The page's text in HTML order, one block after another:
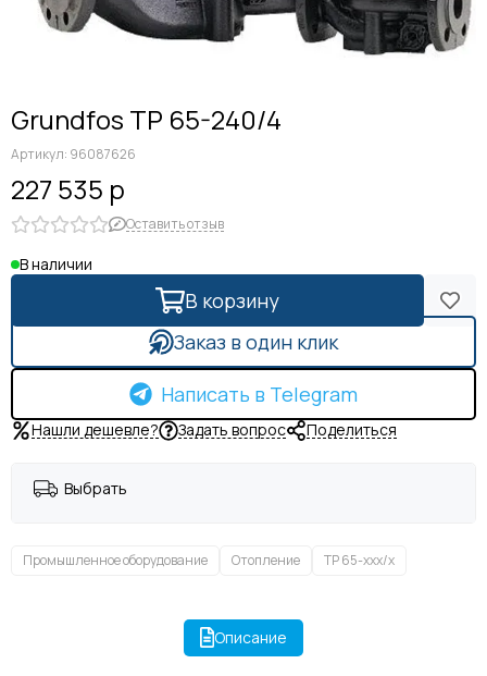
Grundfos TP 65-240/4
Артикул: 96087626
227 535 р
Оставить отзыв
В наличии
В корзину
Заказ в один клик
Написать в Telegram
Нашли дешевле? Задать вопрос Поделиться
Выбрать
Промышленное оборудование Отопление TP 65-xxx/x
Описание